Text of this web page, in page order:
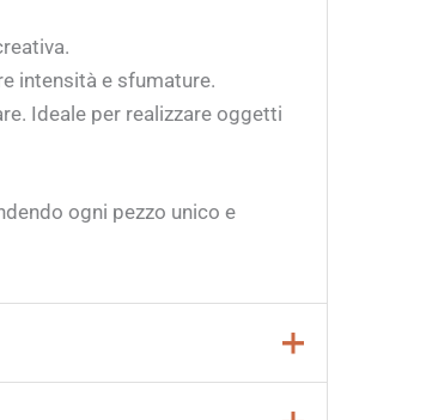
intensità e sfumature.
Ideale per realizzare oggetti
ogni pezzo unico e